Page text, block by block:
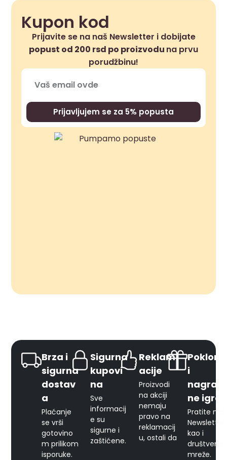
Kupon kod
Prijavite se na naš Newsletter i dobijate
popust od 200 rsd po proizvodu na prvu
porudžbinu!
Prijavljujem se za 5% popusta
Brza i
sigurna
dostav
a
Plaćanje
se vrši
gotovino
m prilikom
isporuke.
Sigurna
kupovi
na
Sve
informacij
e su
sigurne i
zaštićene.
Reklam
acije
Proizvodi
na akciji
nemaju
pravo na
reklamacij
u, ostali da
Pokloni
i
nagrad
ne igre
Pratite naš
Newsletter
kao i
društvene
mreže.